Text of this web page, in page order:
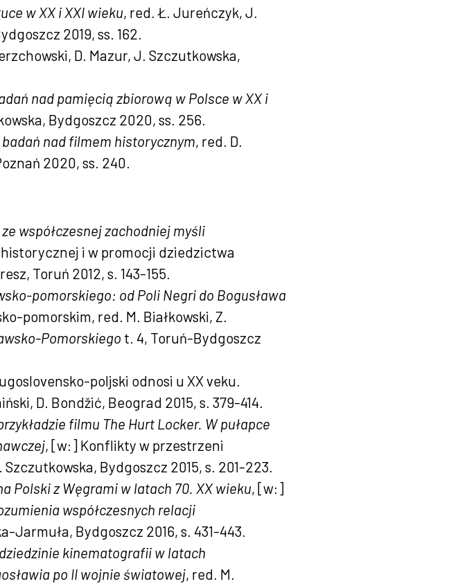
w XX i XXI wieku, red. Ł. Jureńczyk, J.
2019, ss. 162.
D. Mazur, J. Szczutkowska,
nad pamięcią zbiorową w Polsce w XX i
Bydgoszcz 2020, ss. 256.
nad filmem historycznym, red. D.
2020, ss. 240.
współczesnej zachodniej myśli
i w promocji dziedzictwa
Toruń 2012, s. 143-155.
pomorskiego: od Poli Negri do Bogusława
pomorskim, red. M. Białkowski, Z.
Pomorskiego t. 4, Toruń-Bydgoszcz
poljski odnosi u XX veku.
D. Bondžić, Beograd 2015, s. 379-414.
filmu The Hurt Locker. W pułapce
, [w:] Konflikty w przestrzeni
Bydgoszcz 2015, s. 201-223.
Polski z Węgrami w latach 70. XX wieku, [w:]
współczesnych relacji
Jarmuła, Bydgoszcz 2016, s. 431-443.
kinematografii w latach
po II wojnie światowej, red. M.